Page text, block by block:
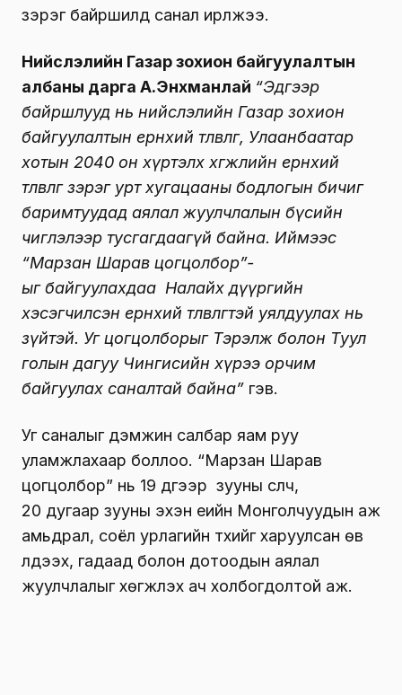
зэрэг байршилд санал ирүүлжээ.
Нийслэлийн Газар зохион байгуулалтын
албаны дарга А.Энхманлай “Эдгээр
байршлууд нь нийслэлийн Газар зохион
байгуулалтын ерөнхий төлөвлөгөө, Улаанбаатар
хотын 2040 он хүртэлх хөгжлийн ерөнхий
төлөвлөгөө зэрэг урт хугацааны бодлогын бичиг
баримтуудад аялал жуулчлалын бүсийн
чиглэлээр тусгагдаагүй байна. Иймээс
“Марзан Шарав цогцолбор”-
ыг байгуулахдаа Налайх дүүргийн
хэсэгчилсэн ерөнхий төлөвлөгөөтэй уялдуулах нь
зүйтэй. Уг цогцолборыг Тэрэлж болон Туул
голын дагуу Чингисийн хүрээ орчим
байгуулах саналтай байна” гэв.
Уг саналыг дэмжин салбар яам руу
уламжлахаар боллоо. “Марзан Шарав
цогцолбор” нь 19 дүгээр зууны сүүлч,
20 дугаар зууны эхэн үеийн Монголчуудын аж
амьдрал, соёл урлагийн түүхийг харуулсан өв
үлдээх, гадаад болон дотоодын аялал
жуулчлалыг хөгжүүлэх ач холбогдолтой аж.